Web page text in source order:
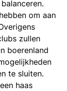
om aan
zullen
boerenland
te sluiten.
haas